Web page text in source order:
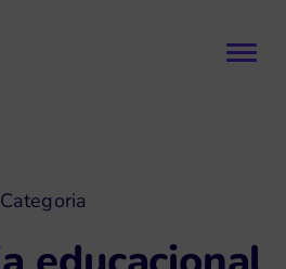
Categoria